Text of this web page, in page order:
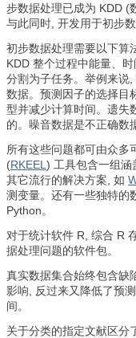
步数据处理已成为 KDD (
与此同时, 开发用于初步
初步数据处理需要以下算
KDD 整个过程中能量、
分割为子任务。举例来说
数据。预测因子的选择目
型并减少计算时间。遗失
的。噪音数据是不正确数
所有这些问题都可由众多
(RKEEL ) 工具包含一组涵
其它流行的解决方案, 如
测变量。还有一些独特的
Python。
对于统计软件 R, 综合 R
据处理问题的软件包。
真实数据集合始终包含缺
影响, 反过来又降低了预
间。
关于分类的指定文献区分